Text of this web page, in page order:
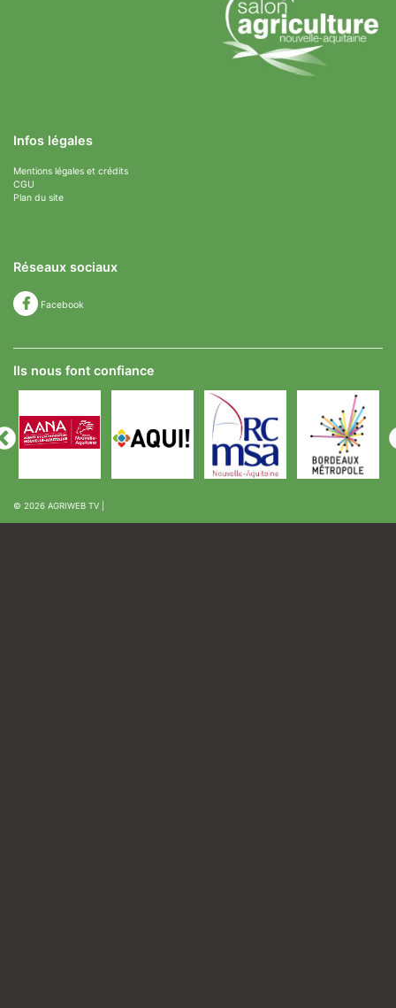
Infos légales
Mentions légales et crédits
CGU
Plan du site
Réseaux sociaux
Facebook
Ils nous font confiance
© 2026 AGRIWEB TV